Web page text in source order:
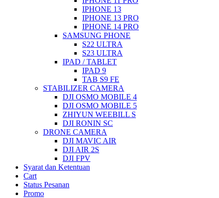
IPHONE 13
IPHONE 13 PRO
IPHONE 14 PRO
SAMSUNG PHONE
S22 ULTRA
S23 ULTRA
IPAD / TABLET
IPAD 9
TAB S9 FE
STABILIZER CAMERA
DJI OSMO MOBILE 4
DJI OSMO MOBILE 5
ZHIYUN WEEBILL S
DJI RONIN SC
DRONE CAMERA
DJI MAVIC AIR
DJI AIR 2S
DJI FPV
Syarat dan Ketentuan
Cart
Status Pesanan
Promo